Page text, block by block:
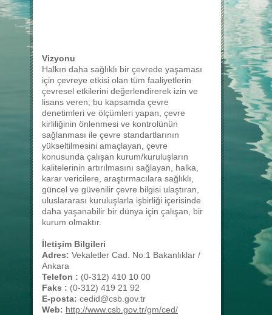
Vizyonu
Halkın daha sağlıklı bir çevrede yaşaması
için çevreye etkisi olan tüm faaliyetlerin
çevresel etkilerini değerlendirerek izin ve
lisans veren; bu kapsamda çevre
denetimleri ve ölçümleri yapan, çevre
kirliliğinin önlenmesi ve kontrolünün
sağlanması ile çevre standartlarının
yükseltilmesini amaçlayan, çevre
konusunda çalışan kurum/kuruluşların
kalitelerinin artırılmasını sağlayan, halka,
karar vericilere, araştırmacılara sağlıklı,
güncel ve güvenilir çevre bilgisi ulaştıran,
uluslararası kuruluşlarla işbirliği içerisinde
daha yaşanabilir bir dünya için çalışan, bir
kurum olmaktır.
İletişim Bilgileri
Adres: Vekaletler Cad. No:1 Bakanlıklar /
Ankara
Telefon : (0-312) 410 10 00
Faks : (0-312) 419 21 92
E-posta: cedid@csb.gov.tr
Web: http://www.csb.gov.tr/gm/ced/